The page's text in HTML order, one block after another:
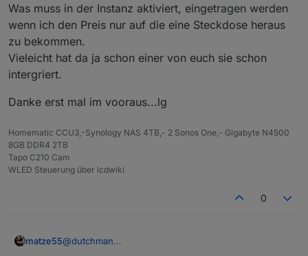
Was muss in der Instanz aktiviert, eingetragen werden
wenn ich den Preis nur auf die eine Steckdose heraus
zu bekommen.
Vieleicht hat da ja schon einer von euch sie schon
intergriert.
Danke erst mal im vooraus...lg
Homematic CCU3,-Synology NAS 4TB,- 2 Sonos One,- Gigabyte N4500
8GB DDR4 2TB
Tapo C210 Cam
WLED Steuerung über lcdwiki
0
matze55@dutchman